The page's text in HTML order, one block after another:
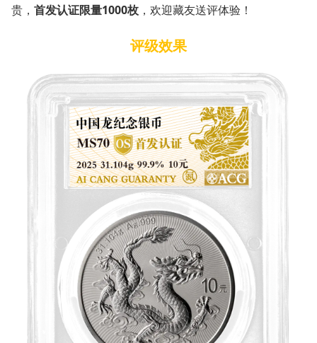
贵， 首发认证限量1000枚 ，欢迎藏友送评体验！
评级效果